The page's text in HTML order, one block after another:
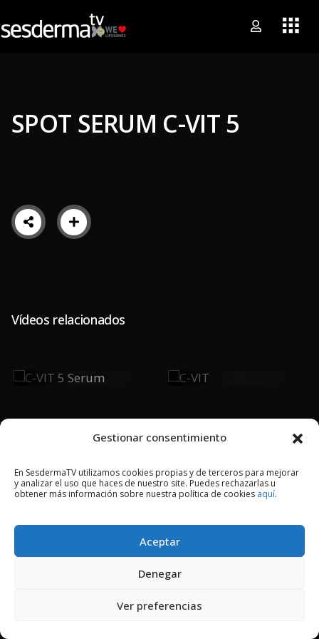
Gestionar consentimiento
En SesdermaTV utilizamos cookies propias y de terceros para mejorar
y analizar el uso que haces de nuestro site. Puedes rechazarlas u
obtener más información sobre nuestra política de cookies aquí.
Aceptar
Denegar
Ver preferencias
SPOT SERUM C-VIT 5
Vídeos relacionados
C-VIT 5
C-VIT
2018 © Copyright Sesderma SL
AVISO LEGAL
POLÍTICA DE PRIVACIDAD
COOKIES